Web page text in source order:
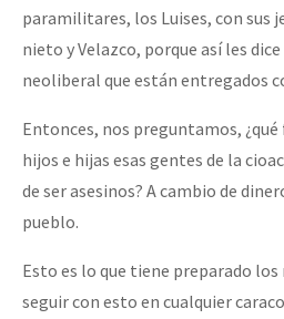
paramilitares, los Luises, con sus
nieto y Velazco, porque así les
neoliberal que están entregados
Entonces, nos preguntamos,
hijos e hijas esas gentes de la
de ser asesinos? A cambio de
pueblo.
Esto es lo que tiene preparado
seguir con esto en cualquier